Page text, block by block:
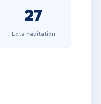
27
Lots habitation